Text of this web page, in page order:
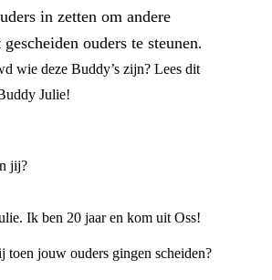
in zetten om andere
ouders te steunen.
wie deze Buddy’s zijn? Lees dit
Julie!
jij?
Ik ben 20 jaar en kom uit Oss!
toen jouw ouders gingen scheiden?